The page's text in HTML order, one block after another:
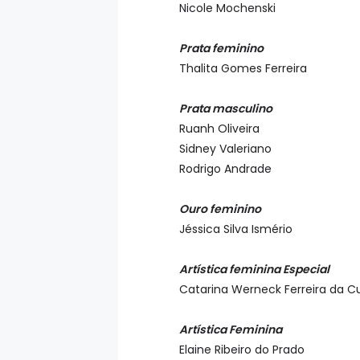
Nicole Mochenski
Prata feminino
Thalita Gomes Ferreira
Prata masculino
Ruanh Oliveira
Sidney Valeriano
Rodrigo Andrade
Ouro feminino
Jéssica Silva Ismério
Artística feminina Especial
Catarina Werneck Ferreira da
Artística Feminina
Elaine Ribeiro do Prado